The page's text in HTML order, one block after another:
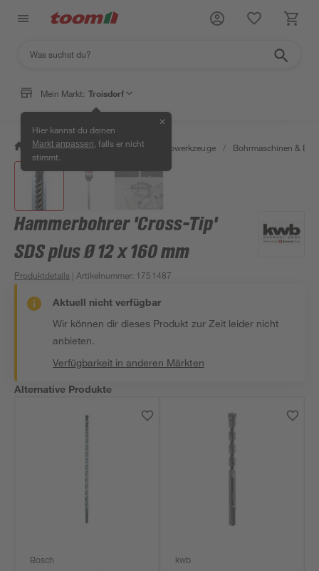
Mein Markt: Troisdorf
Hier kannst du deinen
Markt anpassen , falls er nicht
stimmt.
✕
/ Werkstatt & Maschinen / Elektrowerkzeuge / Bohrmaschinen &
Hammerbohrer 'Cross-Tip'
SDS plus Ø 12 x 160 mm
Produktdetails | Artikelnummer: 1751487
Aktuell nicht verfügbar
Wir können dir dieses Produkt zur Zeit leider nicht
anbieten.
Verfügbarkeit in anderen Märkten
Alternative Produkte
Bosch kwb